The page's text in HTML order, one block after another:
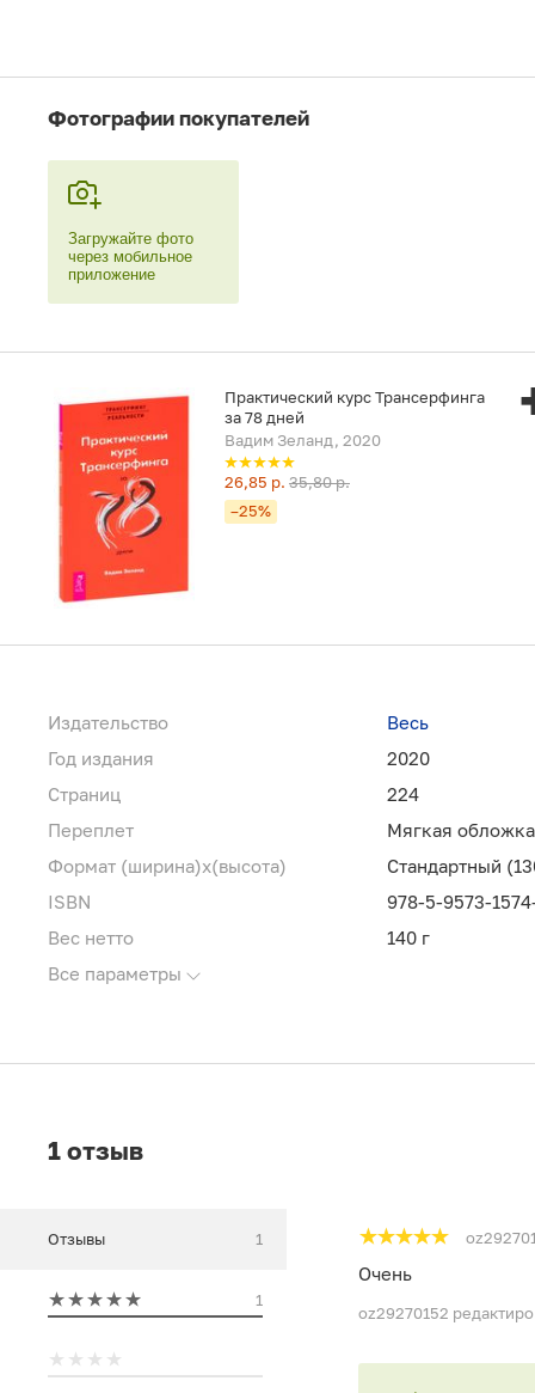
Фотографии покупателей
Загружайте фото
через мобильное
приложение
Практический курс Трансерфинга
за 78 дней
Вадим Зеланд, 2020
26,85 р. 35,80 р.
–25%
Издательство
Весь
Год издания
2020
Страниц
224
Переплет
Мягкая обложка
Формат (ширина)х(высота)
Стандартный
ISBN
978-5-9573-
Вес нетто
140 г
Все параметры
1 отзыв
Отзывы 1
1
Очень
oz29270152